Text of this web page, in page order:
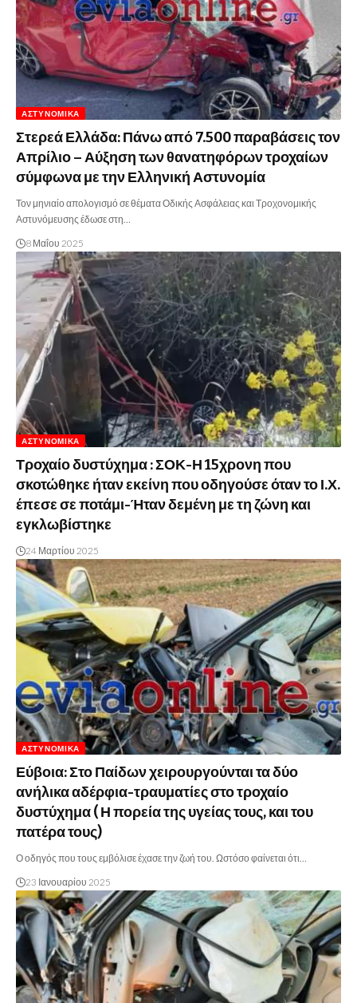
ΑΣΤΥΝΟΜΙΚΆ
Στερεά Ελλάδα: Πάνω από 7.500 παραβάσεις τον
Απρίλιο – Αύξηση των θανατηφόρων τροχαίων
σύμφωνα με την Ελληνική Αστυνομία
Τον μηνιαίο απολογισμό σε θέματα Οδικής Ασφάλειας και Τροχονομικής
Αστυνόμευσης έδωσε στη…
8 Μαΐου 2025
ΑΣΤΥΝΟΜΙΚΆ
Τροχαίο δυστύχημα : ΣΟΚ-Η 15χρονη που
σκοτώθηκε ήταν εκείνη που οδηγούσε όταν το Ι.Χ.
έπεσε σε ποτάμι-Ήταν δεμένη με τη ζώνη και
εγκλωβίστηκε
24 Μαρτίου 2025
ΑΣΤΥΝΟΜΙΚΆ
Εύβοια: Στο Παίδων χειρουργούνται τα δύο
ανήλικα αδέρφια-τραυματίες στο τροχαίο
δυστύχημα ( Η πορεία της υγείας τους, και του
πατέρα τους)
Ο οδηγός που τους εμβόλισε έχασε την ζωή του. Ωστόσο φαίνεται ότι…
23 Ιανουαρίου 2025